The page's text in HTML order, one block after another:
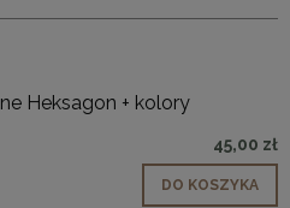
Heksagon + kolory
45,00 zł
DO KOSZYKA